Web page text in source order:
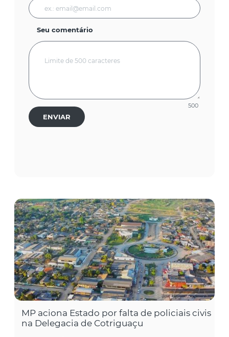
Seu comentário
500
ENVIAR
MP aciona Estado por falta de policiais civis
na Delegacia de Cotriguaçu